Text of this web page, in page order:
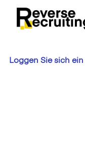
content
Loggen Sie sich ein